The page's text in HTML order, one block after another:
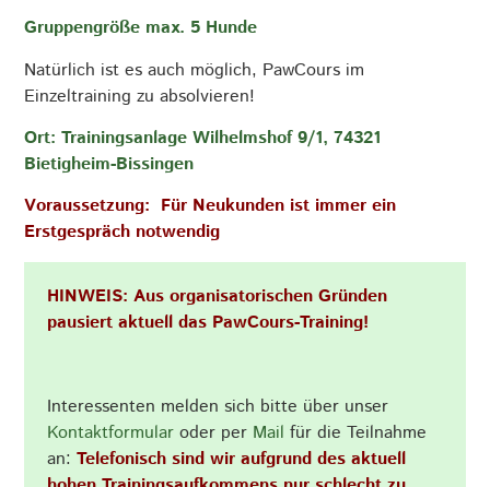
Gruppengröße max. 5 Hunde
Natürlich ist es auch möglich, PawCours im
Einzeltraining zu absolvieren!
Ort: Trainingsanlage Wilhelmshof 9/1, 74321
Bietigheim-Bissingen
Voraussetzung: Für Neukunden ist immer ein
Erstgespräch notwendig
HINWEIS: Aus organisatorischen Gründen
pausiert aktuell das PawCours-Training!
Interessenten melden sich bitte über unser
Kontaktformularoder per Mail für die Teilnahme
an: Telefonisch sind wir aufgrund des aktuell